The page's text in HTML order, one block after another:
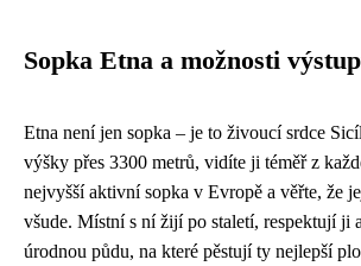
Sopka Etna a možnosti
Etna není jen sopka – je to živoucí srdce
výšky přes 3300 metrů, vidíte ji téměř z
nejvyšší aktivní sopka v Evropě a věřte, že
všude. Místní s ní žijí po staletí, respektují ji
úrodnou půdu, na které pěstují ty nejlepší